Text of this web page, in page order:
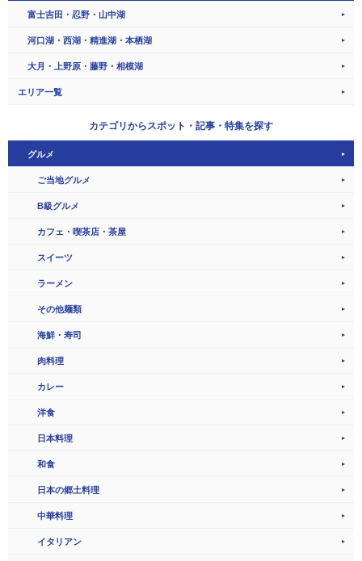
富士吉田・忍野・山中湖
河口湖・西湖・精進湖・本栖湖
大月・上野原・藤野・相模湖
エリア一覧
カテゴリからスポット・記事・特集を探す
グルメ
ご当地グルメ
B級グルメ
カフェ・喫茶店・茶屋
スイーツ
ラーメン
その他麺類
海鮮・寿司
肉料理
カレー
洋食
日本料理
和食
日本の郷土料理
中華料理
イタリアン